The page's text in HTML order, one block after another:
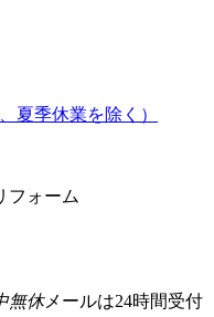
夏季休業を除く）
フォーム
無休メールは24時間受付